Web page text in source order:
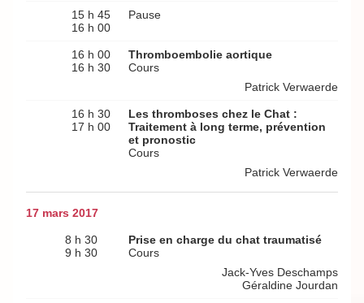
15 h 45
16 h 00
Pause
16 h 00
16 h 30
Thromboembolie aortique
Cours
Patrick Verwaerde
16 h 30
17 h 00
Les thromboses chez le Chat :
Traitement à long terme, prévention
et pronostic
Cours
Patrick Verwaerde
17 mars 2017
8 h 30
9 h 30
Prise en charge du chat traumatisé
Cours
Jack-Yves Deschamps
Géraldine Jourdan